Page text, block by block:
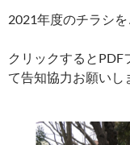
2021年度のチラシを
クリックするとPDF
て告知協力お願いし